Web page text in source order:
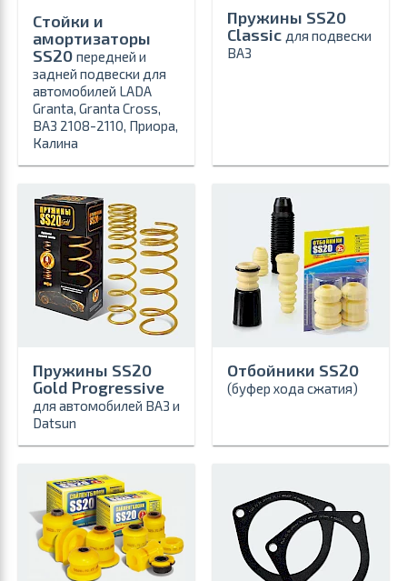
Стойки и
амортизаторы
SS20 передней и
задней подвески для
автомобилей LADA
Granta, Granta Cross,
ВАЗ 2108-2110, Приора,
Калина
Пружины SS20
Classic для подвески
ВАЗ
Пружины SS20
Gold Progressive
для автомобилей ВАЗ и
Datsun
Отбойники SS20
(буфер хода сжатия)